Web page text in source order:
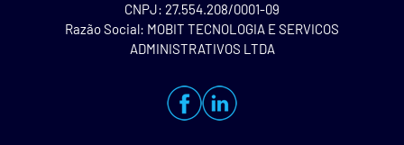
CNPJ: 27.554.208/0001-09
Razão Social: MOBIT TECNOLOGIA E SERVICOS
ADMINISTRATIVOS LTDA